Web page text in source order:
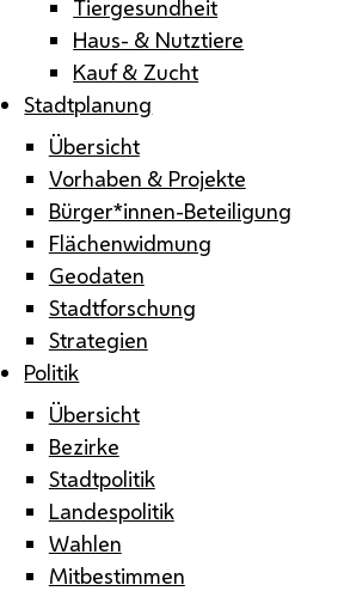
Tiergesundheit
Haus- & Nutztiere
Kauf & Zucht
Stadtplanung
Übersicht
Vorhaben & Projekte
Bürger*innen-Beteiligung
Flächenwidmung
Geodaten
Stadtforschung
Strategien
Politik
Übersicht
Bezirke
Stadtpolitik
Landespolitik
Wahlen
Mitbestimmen